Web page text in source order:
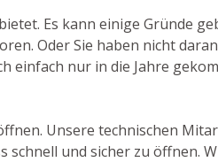
Es kann einige Gründe
Oder Sie haben nicht
einfach nur in die Jahre
Unsere technischen
schnell und sicher zu öffnen.